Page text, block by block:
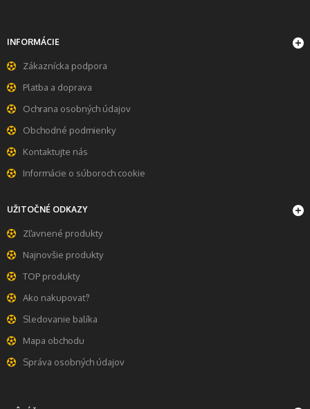
INFORMÁCIE
Zákaznícka podpora
Platba a doprava
Ochrana osobných údajov
Obchodné podmienky
Kontaktujte nás
Informácie o súboroch cookie
UŽITOČNÉ ODKAZY
Zľavnené produkty
Najnovšie produkty
TOP produkty
Ako nakupovať?
Sledovanie balíka
Mapa obchodu
Správa osobných údajov